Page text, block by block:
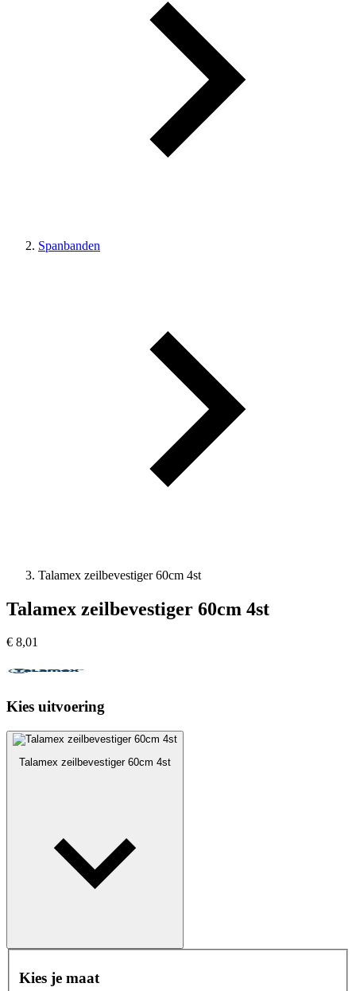
Spanbanden
Talamex zeilbevestiger 60cm 4st
Talamex zeilbevestiger 60cm 4st
€ 8,01
Kies uitvoering
Talamex zeilbevestiger 60cm 4st
Kies je maat